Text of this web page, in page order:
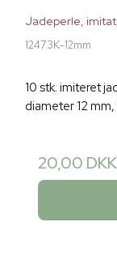
Jadeperle,
12473K-12mm
10 stk. imiteret
diameter 12
20,00 DKK